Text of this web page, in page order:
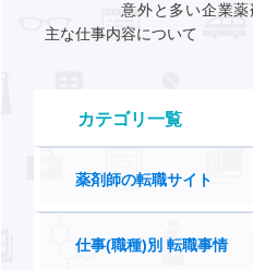
意外と多い企業
主な仕事内容について
カテゴリ一覧
薬剤師の転職サイト
仕事(職種)別 転職事情